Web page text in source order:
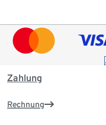
Zahlung
Rechnung